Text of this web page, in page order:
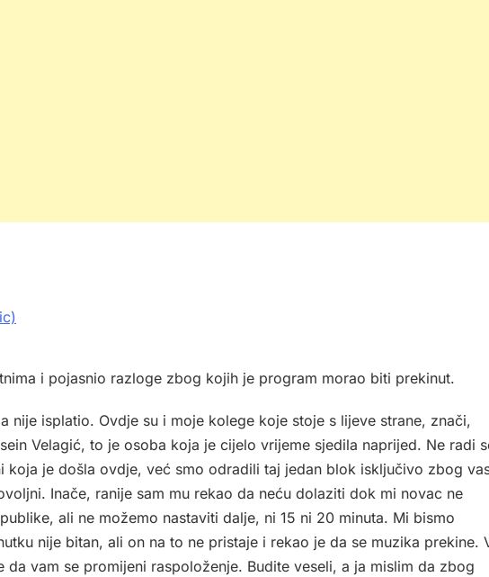
i pojasnio razloge zbog kojih je program morao biti prekinut.
nije isplatio. Ovdje su i moje kolege koje stoje s lijeve strane, znači,
Velagić, to je osoba koja je cijelo vrijeme sjedila naprijed. Ne radi
je došla ovdje, već smo odradili taj jedan blok isključivo zbog
Inače, ranije sam mu rekao da neću dolaziti dok mi novac ne
ali ne možemo nastaviti dalje, ni 15 ni 20 minuta. Mi bismo
nije bitan, ali on na to ne pristaje i rekao je da se muzika prekine.
vam se promijeni raspoloženje. Budite veseli, a ja mislim da zbog